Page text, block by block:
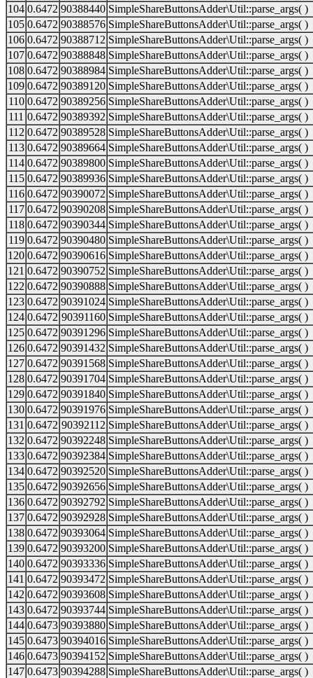
104 0.6472 90388440 SimpleShareButtonsAdder\Util::parse_args( )
105 0.6472 90388576 SimpleShareButtonsAdder\Util::parse_args( )
106 0.6472 90388712 SimpleShareButtonsAdder\Util::parse_args( )
107 0.6472 90388848 SimpleShareButtonsAdder\Util::parse_args( )
108 0.6472 90388984 SimpleShareButtonsAdder\Util::parse_args( )
109 0.6472 90389120 SimpleShareButtonsAdder\Util::parse_args( )
110 0.6472 90389256 SimpleShareButtonsAdder\Util::parse_args( )
111 0.6472 90389392 SimpleShareButtonsAdder\Util::parse_args( )
112 0.6472 90389528 SimpleShareButtonsAdder\Util::parse_args( )
113 0.6472 90389664 SimpleShareButtonsAdder\Util::parse_args( )
114 0.6472 90389800 SimpleShareButtonsAdder\Util::parse_args( )
115 0.6472 90389936 SimpleShareButtonsAdder\Util::parse_args( )
116 0.6472 90390072 SimpleShareButtonsAdder\Util::parse_args( )
117 0.6472 90390208 SimpleShareButtonsAdder\Util::parse_args( )
118 0.6472 90390344 SimpleShareButtonsAdder\Util::parse_args( )
119 0.6472 90390480 SimpleShareButtonsAdder\Util::parse_args( )
120 0.6472 90390616 SimpleShareButtonsAdder\Util::parse_args( )
121 0.6472 90390752 SimpleShareButtonsAdder\Util::parse_args( )
122 0.6472 90390888 SimpleShareButtonsAdder\Util::parse_args( )
123 0.6472 90391024 SimpleShareButtonsAdder\Util::parse_args( )
124 0.6472 90391160 SimpleShareButtonsAdder\Util::parse_args( )
125 0.6472 90391296 SimpleShareButtonsAdder\Util::parse_args( )
126 0.6472 90391432 SimpleShareButtonsAdder\Util::parse_args( )
127 0.6472 90391568 SimpleShareButtonsAdder\Util::parse_args( )
128 0.6472 90391704 SimpleShareButtonsAdder\Util::parse_args( )
129 0.6472 90391840 SimpleShareButtonsAdder\Util::parse_args( )
130 0.6472 90391976 SimpleShareButtonsAdder\Util::parse_args( )
131 0.6472 90392112 SimpleShareButtonsAdder\Util::parse_args( )
132 0.6472 90392248 SimpleShareButtonsAdder\Util::parse_args( )
133 0.6472 90392384 SimpleShareButtonsAdder\Util::parse_args( )
134 0.6472 90392520 SimpleShareButtonsAdder\Util::parse_args( )
135 0.6472 90392656 SimpleShareButtonsAdder\Util::parse_args( )
136 0.6472 90392792 SimpleShareButtonsAdder\Util::parse_args( )
137 0.6472 90392928 SimpleShareButtonsAdder\Util::parse_args( )
138 0.6472 90393064 SimpleShareButtonsAdder\Util::parse_args( )
139 0.6472 90393200 SimpleShareButtonsAdder\Util::parse_args( )
140 0.6472 90393336 SimpleShareButtonsAdder\Util::parse_args( )
141 0.6472 90393472 SimpleShareButtonsAdder\Util::parse_args( )
142 0.6472 90393608 SimpleShareButtonsAdder\Util::parse_args( )
143 0.6472 90393744 SimpleShareButtonsAdder\Util::parse_args( )
144 0.6473 90393880 SimpleShareButtonsAdder\Util::parse_args( )
145 0.6473 90394016 SimpleShareButtonsAdder\Util::parse_args( )
146 0.6473 90394152 SimpleShareButtonsAdder\Util::parse_args( )
147 0.6473 90394288 SimpleShareButtonsAdder\Util::parse_args( )